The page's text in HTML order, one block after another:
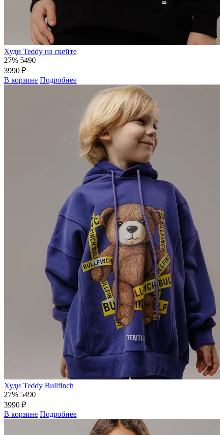
Худи Teddy на скейте
27% 5490
3990 ₽
В корзине Подробнее
Худи Teddy Bullfinch
27% 5490
3990 ₽
В корзине Подробнее